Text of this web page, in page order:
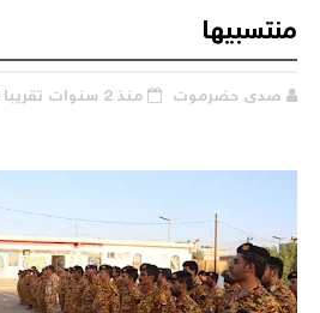
صدى حضرموت منذ 2 سنوات تقريبا